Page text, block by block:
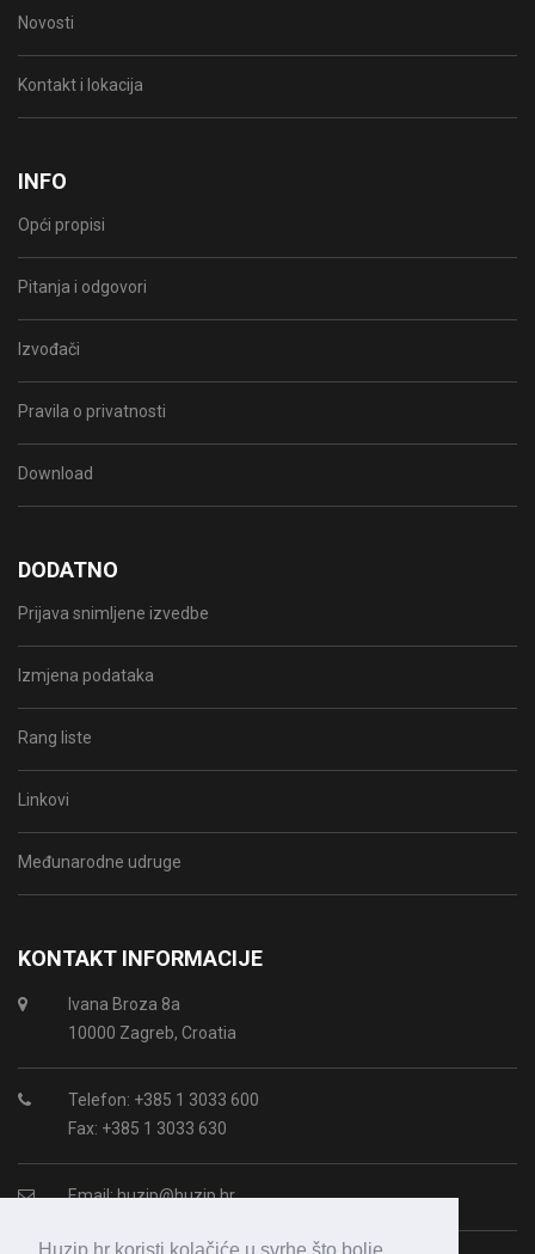
Novosti
Kontakt i lokacija
INFO
Opći propisi
Pitanja i odgovori
Izvođači
Pravila o privatnosti
Download
DODATNO
Prijava snimljene izvedbe
Izmjena podataka
Rang liste
Linkovi
Međunarodne udruge
KONTAKT INFORMACIJE
Ivana Broza 8a
10000 Zagreb, Croatia
Telefon: +385 1 3033 600
Fax: +385 1 3033 630
Email:huzip@huzip.hr